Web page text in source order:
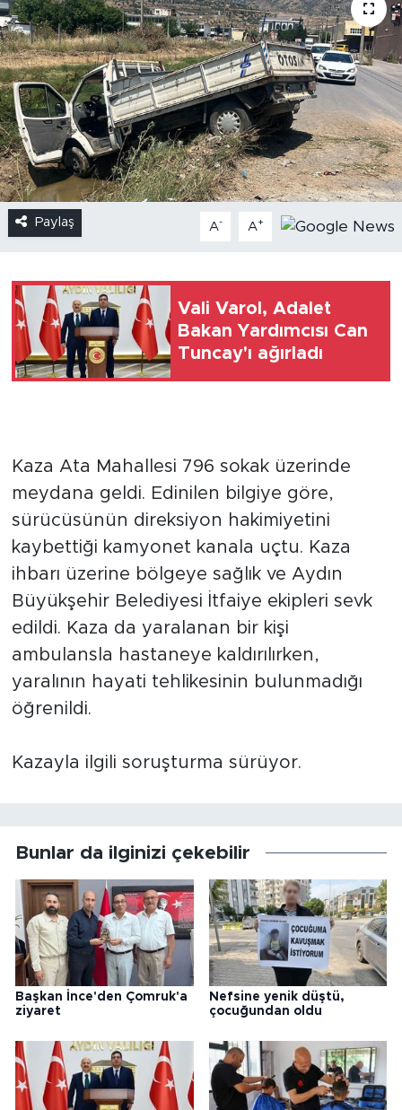
Paylaş A- A+
Vali Varol, Adalet
Bakan Yardımcısı Can
Tuncay'ı ağırladı
Kaza Ata Mahallesi 796 sokak üzerinde
meydana geldi. Edinilen bilgiye göre,
sürücüsünün direksiyon hakimiyetini
kaybettiği kamyonet kanala uçtu. Kaza
ihbarı üzerine bölgeye sağlık ve Aydın
Büyükşehir Belediyesi İtfaiye ekipleri sevk
edildi. Kaza da yaralanan bir kişi
ambulansla hastaneye kaldırılırken,
yaralının hayati tehlikesinin bulunmadığı
öğrenildi.
Kazayla ilgili soruşturma sürüyor.
Bunlar da ilginizi çekebilir
Başkan İnce'den Çomruk'a
ziyaret
Nefsine yenik düştü,
çocuğundan oldu